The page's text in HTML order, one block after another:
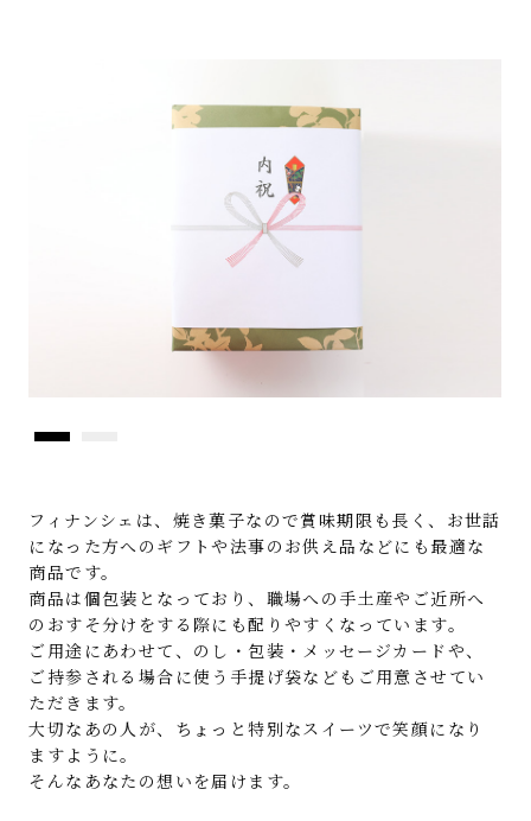
フィナンシェは、焼き菓子なので賞味期限も長く、お世話
になった方へのギフトや法事のお供え品などにも最適な
商品です。
商品は個包装となっており、職場への手土産やご近所へ
のおすそ分けをする際にも配りやすくなっています。
ご用途にあわせて、のし・包装・メッセージカードや、
ご持参される場合に使う手提げ袋などもご用意させてい
ただきます。
大切なあの人が、ちょっと特別なスイーツで笑顔になり
ますように。
そんなあなたの想いを届けます。